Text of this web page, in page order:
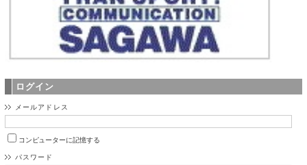
ログイン
メールアドレス
コンピューターに記憶する
パスワード